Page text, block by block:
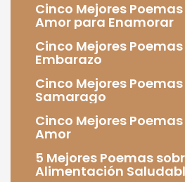
Cinco Mejores
Amor para Enamorar
Cinco Mejores
Embarazo
Cinco Mejores
Samarago
Cinco Mejores
Amor
5 Mejores Poemas
Alimentación